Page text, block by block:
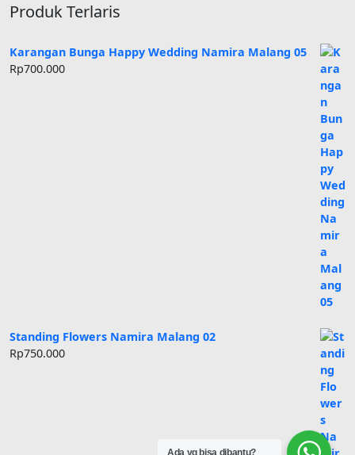
Produk Terlaris
Karangan Bunga Happy Wedding Namira Malang 05
Rp700.000
Standing Flowers Namira Malang 02
Rp750.000
Ada yg bisa dibantu?